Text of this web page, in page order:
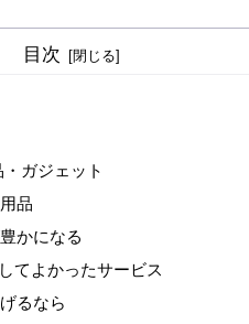
目次
ガジェット
品
かになる
てよかったサービス
るなら